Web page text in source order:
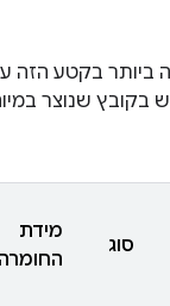
ביותר בקטע הזה
שנוצר
סוג
מידת
החומרה